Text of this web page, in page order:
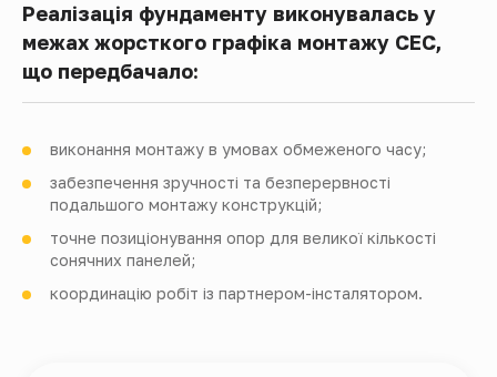
Реалізація фундаменту виконувалась у
межах жорсткого графіка монтажу СЕС,
що передбачало:
виконання монтажу в умовах обмеженого часу;
забезпечення зручності та безперервності
подальшого монтажу конструкцій;
точне позиціонування опор для великої кількості
сонячних панелей;
координацію робіт із партнером-інсталятором.